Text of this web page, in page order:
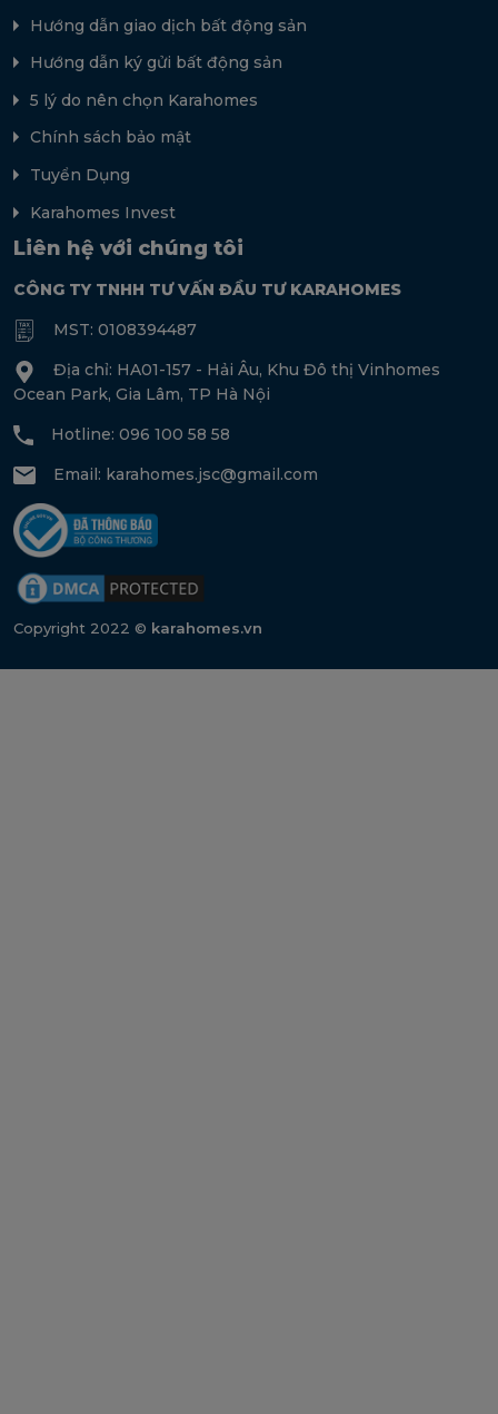
Hướng dẫn giao dịch bất động sản
Hướng dẫn ký gửi bất động sản
5 lý do nên chọn Karahomes
Chính sách bảo mật
Tuyển Dụng
Karahomes Invest
Liên hệ với chúng tôi
CÔNG TY TNHH TƯ VẤN ĐẦU TƯ KARAHOMES
MST: 0108394487
Địa chỉ: HA01-157 - Hải Âu, Khu Đô thị Vinhomes
Ocean Park, Gia Lâm, TP Hà Nội
Hotline: 096 100 58 58
Email: karahomes.jsc@gmail.com
Copyright 2022 © karahomes.vn